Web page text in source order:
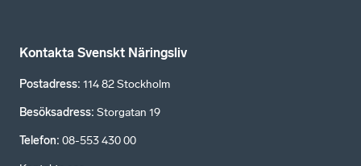
Kontakta Svenskt Näringsliv
Postadress: 114 82 Stockholm
Besöksadress: Storgatan 19
Telefon: 08-553 430 00